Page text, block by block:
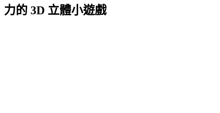
力的 3D 立體小遊戲